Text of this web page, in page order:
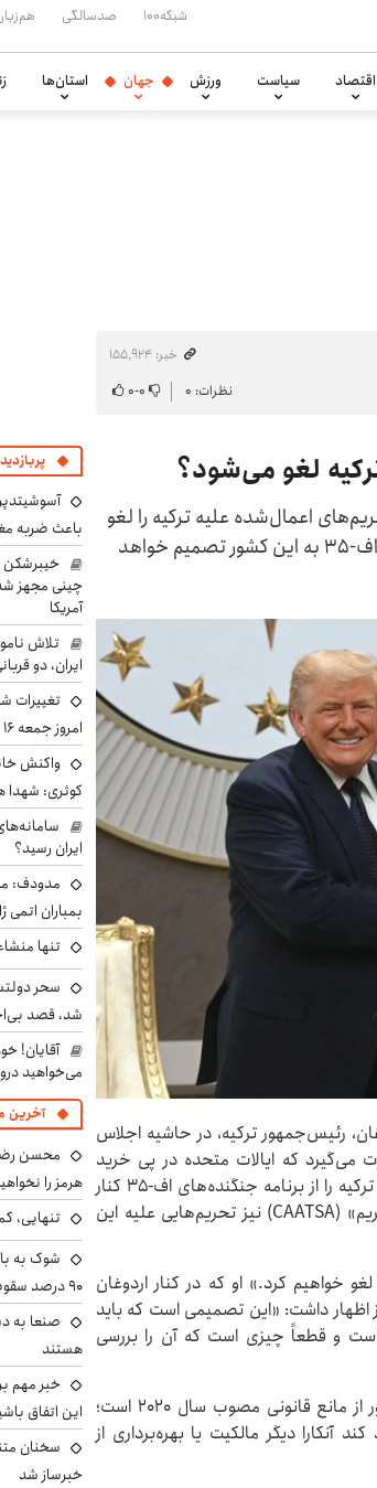
شبکه۱۰۰ صدسالگی
اقتصاد سیاست ورزش جهان استان‌ها
خبر: ۱۵۵٬۹۲۴
نظرات: ۰ ۰-۰
لغو می‌شود؟
اعمال‌شده علیه ترکیه را لغو
خواهد کرد و به‌زودی درباره ازسرگیری فروش جنگنده‌های اف-۳۵ به این کشور تصمیم خواهد
رئیس‌جمهور ترکیه، در حاشیه اجلاس
می‌گیرد که ایالات متحده در پی خرید
سامانه پدافند هوایی روسی «اس-۴۰۰» توسط آنکارا در سال ۲۰۱۹، ترکیه را از برنامه جنگنده‌های اف-۳۵ کنار
گذاشت و بر اساس «قانون مقابله با دشمنان آمریکا از طریق تحریم» (CAATSA) نیز تحریم‌هایی علیه این
خواهیم کرد.» او که در کنار اردوغان
فروش جنگنده‌های اف-۳۵ به ترکیه نیز اظهار داشت: «این تصمیمی است که باید
و قطعاً چیزی است که آن را بررسی
با این حال، هرگونه بازگشت ترکیه به برنامه اف-۳۵ مستلزم عبور از مانع قانونی مصوب سال ۲۰۲۰ است؛
آنکارا دیگر مالکیت یا بهره‌برداری از
باعث ضربه مغزی ۷۰۰ نظامی
خیبرشکن
چینی مجهز
آمریکا
تلاش
ایران، دو
تغییرات
امروز جمعه ۱۶ مرداد ۱۴۰۵ را ببینند
واکنش
کوثری: شهدا
ایران رسید؟
مدودف:
بمباران اتمی
تنها
سحر
شد، قصد
آقایان!
می‌خواهید
آخرین
محسن
هرمز را
تنهایی،
شوک به
۹۰ درصد سقوط کرد
صنعا به
هستند
خبر مهم
این اتفاق
سخنان
خبرساز شد